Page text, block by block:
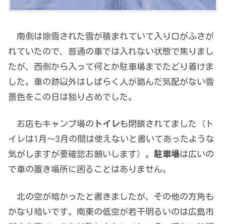
南側は除雪された雪が積まれていて入り口がふさが
れていたので、普通の車では入れない状態で焦りまし
たが、西側から入って何とか駐車場までたどり着けま
した。車の跡以外はしばらく人が踏んだ気配がない雪
景色をこの日は独り占めでした。
お店もキャンプ場の トイレも閉鎖されてました（ト
イレは1月～3月の間は使えないと書いてあったような
気がしますが要確認お願いします）。 駐車場は広いの
で車の置き場所に困ることはありません。
北の空が暗かったと書きましたが、その他の方角も
かなり暗いです。南東の低空が若干明るいのは広島市